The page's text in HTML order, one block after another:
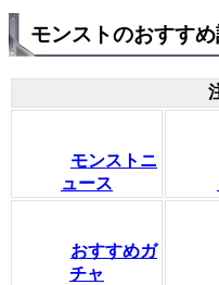
モンストのおすす
モンストニ
ュース
おすすめガ
チャ